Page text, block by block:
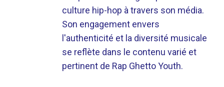
culture hip-hop à travers son média.
Son engagement envers
l'authenticité et la diversité musicale
se reflète dans le contenu varié et
pertinent de Rap Ghetto Youth.